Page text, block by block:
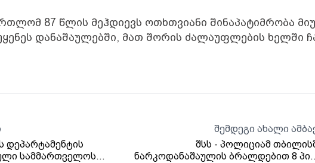
87 წლის მეჰდიევს ოთხთვიანი შინაპატიმრობა
დანაშაულებში, მათ შორის ძალაუფლების ხელში
დეპარტამენტის
სამმართველოს
შემდეგი ახალი
შსს - პოლიციამ
ნარკოდანაშაულის ბრალდებით 8